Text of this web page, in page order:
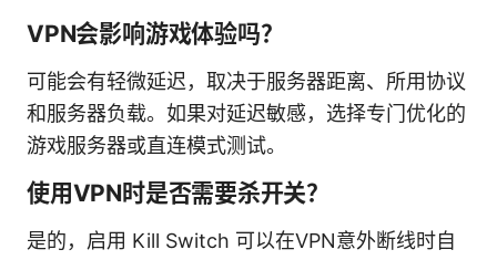
VPN会影响游戏体验吗？
可能会有轻微延迟，取决于服务器距离、所用协议
和服务器负载。如果对延迟敏感，选择专门优化的
游戏服务器或直连模式测试。
使用VPN时是否需要杀开关？
是的，启用 Kill Switch 可以在VPN意外断线时自